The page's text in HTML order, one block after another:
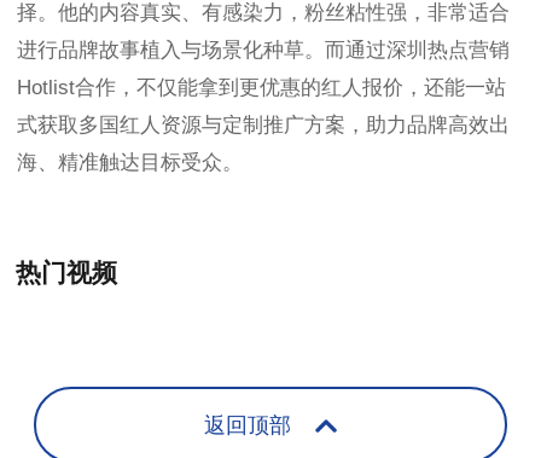
择。他的内容真实、有感染力，粉丝粘性强，非常适合
进行品牌故事植入与场景化种草。而通过深圳热点营销
Hotlist合作，不仅能拿到更优惠的红人报价，还能一站
式获取多国红人资源与定制推广方案，助力品牌高效出
海、精准触达目标受众。
热门视频
返回顶部